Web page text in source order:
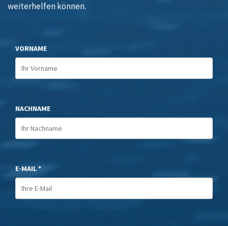
weiterhelfen können.
VORNAME
NACHNAME
E-MAIL *